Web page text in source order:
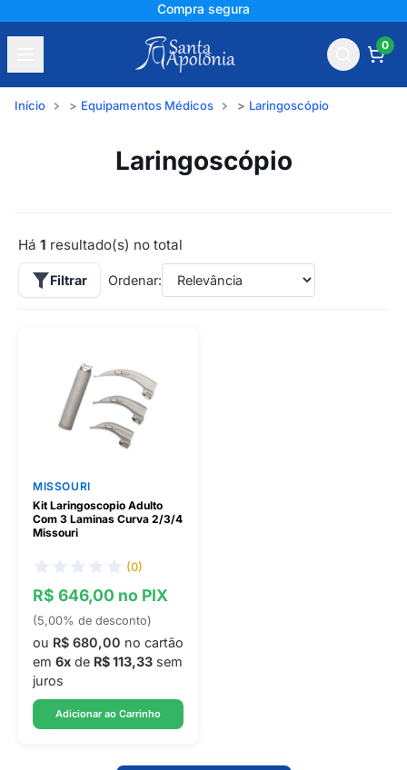
Compra segura
0
Início Equipamentos Médicos Laringoscópio
Laringoscópio
Há 1 resultado(s) no total
Filtrar Ordenar:
MISSOURI
Kit Laringoscopio Adulto
Com 3 Laminas Curva 2/3/4
Missouri
(0)
R$ 646,00 no PIX
(5,00% de desconto)
ou R$ 680,00 no cartão
em 6x de R$ 113,33 sem
juros
Adicionar ao Carrinho